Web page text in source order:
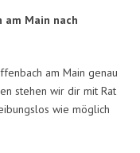
am Main nach
am Main genau
stehen wir dir mit Rat
wie möglich